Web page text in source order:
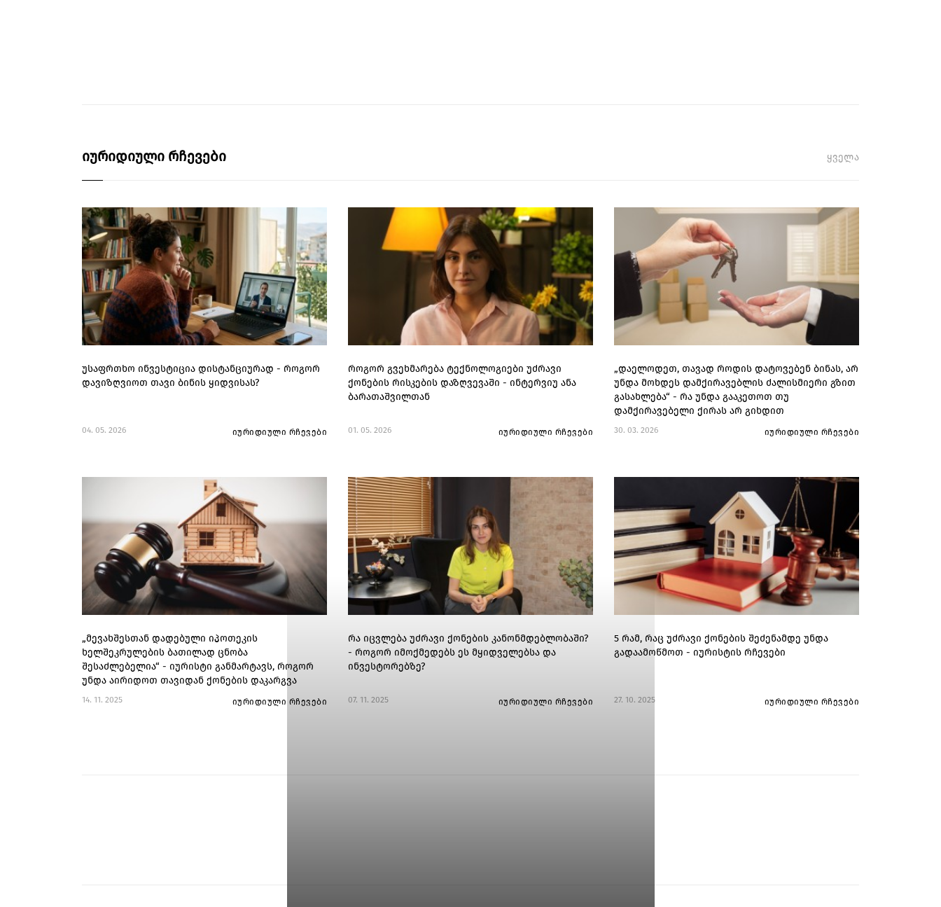
იურიდიული რჩევები ყველა
უსაფრთხო ინვესტიცია დისტანციურად - როგორ
დავიზღვიოთ თავი ბინის ყიდვისას?
04. 05. 2026 იურიდიული რჩევები
როგორ გვეხმარება ტექნოლოგიები უძრავი
ქონების რისკების დაზღვევაში - ინტერვიუ ანა
ბარათაშვილთან
01. 05. 2026 იურიდიული რჩევები
„დაელოდეთ, თავად როდის დატოვებენ ბინას, არ
უნდა მოხდეს დამქირავებლის ძალისმიერი გზით
გასახლება“ - რა უნდა გააკეთოთ თუ
დამქირავებელი ქირას არ გიხდით
30. 03. 2026 იურიდიული რჩევები
„მევახშესთან დადებული იპოთეკის
ხელშეკრულების ბათილად ცნობა
შესაძლებელია“ - იურისტი განმარტავს, როგორ
უნდა აირიდოთ თავიდან ქონების დაკარგვა
14. 11. 2025 იურიდიული რჩევები
რა იცვლება უძრავი ქონების კანონმდებლობაში?
- როგორ იმოქმედებს ეს მყიდველებსა და
ინვესტორებზე?
07. 11. 2025 იურიდიული რჩევები
5 რამ, რაც უძრავი ქონების შეძენამდე უნდა
გადაამოწმოთ - იურისტის რჩევები
27. 10. 2025 იურიდიული რჩევები